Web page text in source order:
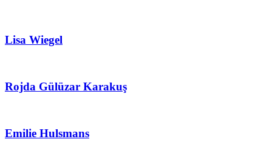
Lisa Wiegel
Rojda Gülüzar Karakuş
Emilie Hulsmans